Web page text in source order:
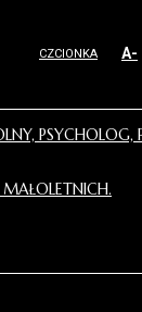
CZCIONKA A-
PSYCHOLOG,